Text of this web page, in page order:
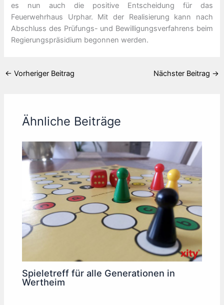
es nun auch die positive Entscheidung für das
Feuerwehrhaus Urphar. Mit der Realisierung kann nach
Abschluss des Prüfungs- und Bewilligungsverfahrens beim
Regierungspräsidium begonnen werden.
← Vorheriger Beitrag Nächster Beitrag →
Ähnliche Beiträge
Spieletreff für alle Generationen in
Wertheim